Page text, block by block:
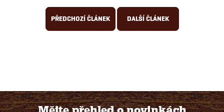
PŘEDCHOZÍ ČLÁNEK DALŠÍ ČLÁNEK